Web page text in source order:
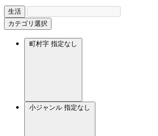
生活
カテゴリ選択
町村字 指定なし
小ジャンル 指定なし